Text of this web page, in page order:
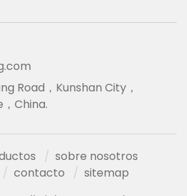
Road，Kunshan City，
China.
sobre nosotros
contacto
sitemap